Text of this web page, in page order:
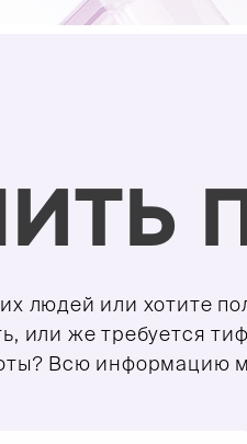
людей или хотите
или же требуется
Всю информацию